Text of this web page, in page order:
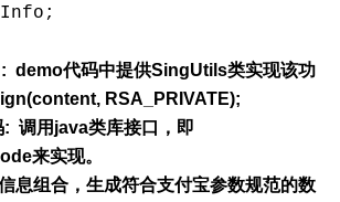
demo代码中提供SingUtils类实现该功
RSA_PRIVATE);
: 调用java类库接口，即
来实现。
息组合，生成符合支付宝参数规范的数